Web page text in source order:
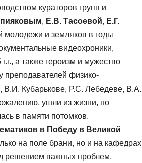
кураторов групп и
, Е.В. Тасоевой, Е.Г.
молодежи и земляков в годы
видеохроники,
а также героизм и мужество
преподавателей физико-
В.И. Кубарькове, Р.С. Лебедеве, В.А.
ушли из жизни, но
в памяти потомков.
в Победу в Великой
на поле брани, но и на кафедрах
решением важных проблем,